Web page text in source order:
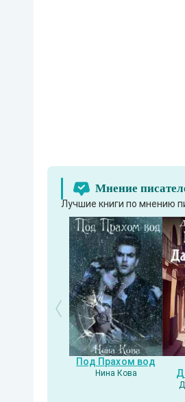
Мнение
Лучшие книги по мнению
Под Прахом вод
Нина Кова